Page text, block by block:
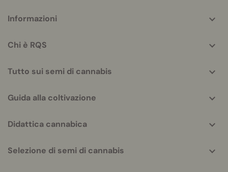
helpful
Informazioni
Chi è RQS
Tutto sui semi di cannabis
Guida alla coltivazione
Didattica cannabica
Selezione di semi di cannabis